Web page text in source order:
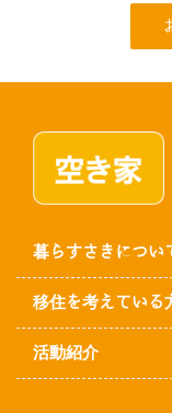
暮らすさきについ
移住を考えている
活動紹介